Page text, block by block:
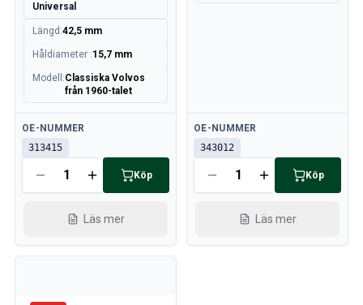
Universal
Längd :42,5 mm
Håldiameter :15,7 mm
Modell :Classiska Volvos
från 1960-talet
Tillgänglig
OE-NUMMER
313415
Köp
Läs mer
Tillgänglig
OE-NUMMER
343012
Köp
Läs mer